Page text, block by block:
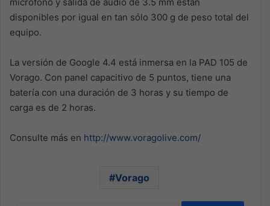
disponibles por igual en tan sólo 300 g de peso total del
equipo.
La versión de Google 4.4 está inmersa en la PAD 105 de
Vorago. Con panel capacitivo de 5 puntos, tiene una
batería con una duración de 3 horas y su tiempo de
carga es de 2 horas.
Consulte más en http://www.voragolive.com/
Vorago